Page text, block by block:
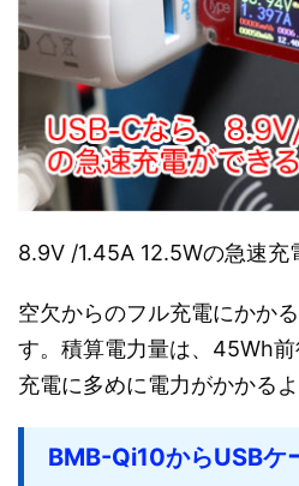
8.9V /1.45A 12.5Wの急速充
空欠からのフル充電にかか
す。積算電力量は、45Wh
充電に多めに電力がかかるよ
BMB-Qi10からUSBケ